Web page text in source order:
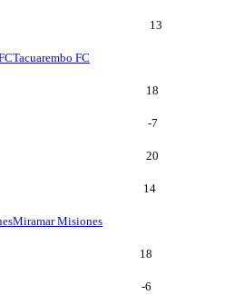
13
Tacuarembo FC
18
-7
20
14
Miramar Misiones
18
-6